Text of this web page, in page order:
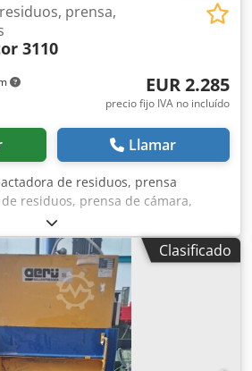
prensa,
3110
EUR 2.285
precio fijo IVA no incluído
Llamar
de residuos, prensa
residuos, prensa de cámara,
máquina usada Fabricante:
Tipo: Compactor 3110 N.º de serie:
4903110-00 Dimensiones totales:
Dsdpfjy S Ui Djx Afhowa -Fuerza de
fabricación: 2011-11 -Tensión: 230
Potencia: 1,1 kW -Corriente: 8,9 A -
Clasificado